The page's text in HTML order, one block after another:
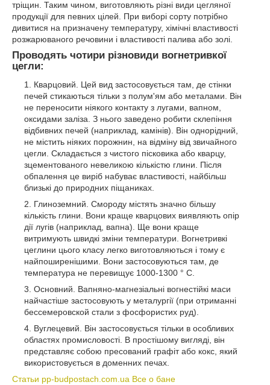
тріщин. Таким чином, виготовляють різні види цегляної
продукції для певних цілей. При виборі сорту потрібно
дивитися на призначену температуру, хімічні властивості
розжарюваного речовини і властивості палива або золі.
Проводять чотири різновиди вогнетривкої
цегли:
Кварцовий. Цей вид застосовується там, де стінки
печей стикаються тільки з полум'ям або металами. Він
не переносити ніякого контакту з лугами, вапном,
оксидами заліза. З нього заведено робити склепіння
відбивних печей (наприклад, камінів). Він однорідний,
не містить ніяких порожнин, на відміну від звичайного
цегли. Складається з чистого пісковика або кварцу,
зцементованого невеликою кількістю глини. Після
обпалення це виріб набуває властивості, найбільш
близькі до природних піщаниках.
Глиноземний. Смороду містять значно більшу
кількість глини. Вони краще кварцових виявляють опір
дії лугів (наприклад, вапна). Ще вони краще
витримують швидкі зміни температури. Вогнетривкі
цеглини цього класу легко виготовляються і тому є
найпоширенішими. Вони застосовуються там, де
температура не перевищує 1000-1300 ° С.
Основний. Вапняно-магнезіальні вогнестійкі маси
найчастіше застосовують у металургії (при отриманні
бессемеровской стали з фосфористих руд).
Вуглецевий. Він застосовується тільки в особливих
областях промисловості. В простішому вигляді, він
представляє собою пресований графіт або кокс, який
використовується в доменних печах.
Статьи pp-budpostach.com.ua Все о бане